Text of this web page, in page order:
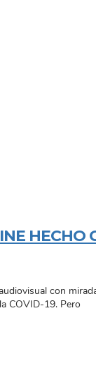
HECHO
con
COVID-19. Pero